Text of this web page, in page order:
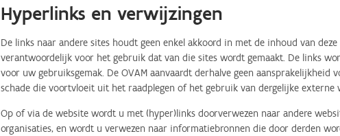
Hyperlinks en verwijzingen
De links naar andere sites houdt geen enkel akkoord in met de inhoud van
verantwoordelijk voor het gebruik dat van die sites wordt gemaakt. De links
voor uw gebruiksgemak. De OVAM aanvaardt derhalve geen aansprakelijkheid
schade die voortvloeit uit het raadplegen of het gebruik van dergelijke externe
Op of via de website wordt u met (hyper)links doorverwezen naar andere
organisaties, en wordt u verwezen naar informatiebronnen die door derden